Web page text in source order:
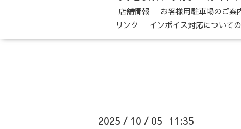
店舗情報
お客様用駐車場のご案
リンク
インボイス対応について
2025 / 10 / 05 11:35